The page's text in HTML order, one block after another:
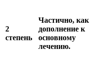
2
степень
Частично, как
дополнение к
основному
лечению.